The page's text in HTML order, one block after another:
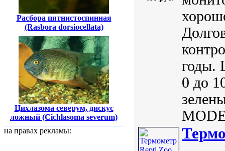
Расбора пятнистоспинная
(Rasbora dorsiocellata)
Цихлазома северум, дискус
ложный (Cichlasoma severum)
на правах рекламы:
годы.
0 до